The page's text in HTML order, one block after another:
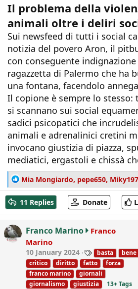
Il problema della
animali oltre i deliri
Sui newsfeed di tutti i social
notizia del povero Aron, il
con conseguente
ragazzetta di Palermo che ha
una fontana, facendolo
Il copione è sempre lo
si scannano sui social
sadici psicopatici che
animali e adrenalinici cretini
invocano giustizia di piazza,
mediatici, ergastoli e chissà
R
e
a
c
t
o
Mia Mongiardo, pepe650,
11 Replies Donate
Franco Marino
Franco
Marino
10 January 2024
T
a
g
s
basta
bene
critico
diritto fatto
forza
franco marino
giornali
giornalismo
giustizia 13+ Tags